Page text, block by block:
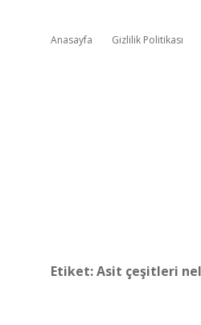
Anasayfa Gizlilik Politikası
Etiket:Asit çeşitleri